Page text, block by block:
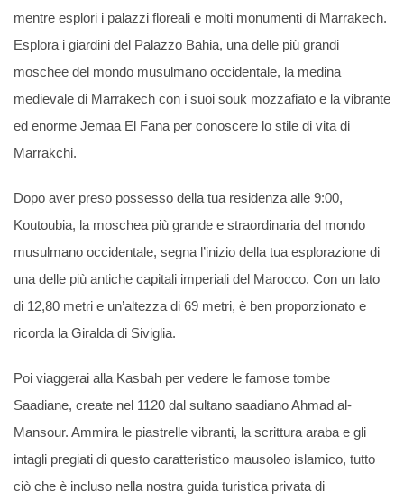
mentre esplori i palazzi floreali e molti monumenti di Marrakech.
Esplora i giardini del Palazzo Bahia, una delle più grandi
moschee del mondo musulmano occidentale, la medina
medievale di Marrakech con i suoi souk mozzafiato e la vibrante
ed enorme Jemaa El Fana per conoscere lo stile di vita di
Marrakchi.
Dopo aver preso possesso della tua residenza alle 9:00,
Koutoubia, la moschea più grande e straordinaria del mondo
musulmano occidentale, segna l’inizio della tua esplorazione di
una delle più antiche capitali imperiali del Marocco. Con un lato
di 12,80 metri e un’altezza di 69 metri, è ben proporzionato e
ricorda la Giralda di Siviglia.
Poi viaggerai alla Kasbah per vedere le famose tombe
Saadiane, create nel 1120 dal sultano saadiano Ahmad al-
Mansour. Ammira le piastrelle vibranti, la scrittura araba e gli
intagli pregiati di questo caratteristico mausoleo islamico, tutto
ciò che è incluso nella nostra guida turistica privata di